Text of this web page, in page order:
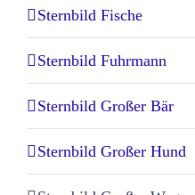
Sternbild Fische
Sternbild Fuhrmann
Sternbild Großer Bär
Sternbild Großer Hund